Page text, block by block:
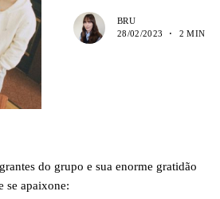
BRU
28/02/2023
2 MIN
do grupo e sua enorme gratidão
se apaixone: